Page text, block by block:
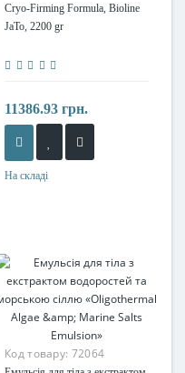
Cryo-Firming Formula, Bioline
JaTo, 2200 gr
11386.93 грн.
На складі
Код товару: 72064